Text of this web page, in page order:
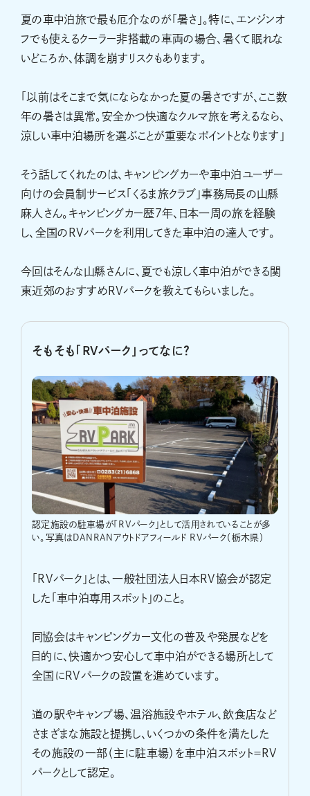
夏の車中泊旅で最も厄介なのが「暑さ」。特に、エンジンオ
フでも使えるクーラー非搭載の車両の場合、暑くて眠れな
いどころか、体調を崩すリスクもあります。
「以前はそこまで気にならなかった夏の暑さですが、ここ数
年の暑さは異常。安全かつ快適なクルマ旅を考えるなら、
涼しい車中泊場所を選ぶことが重要なポイントとなります」
そう話してくれたのは、キャンピングカーや車中泊ユーザー
向けの会員制サービス「くるま旅クラブ」事務局長の山縣
麻人さん。キャンピングカー歴7年、日本一周の旅を経験
し、全国のRVパークを利用してきた車中泊の達人です。
今回はそんな山縣さんに、夏でも涼しく車中泊ができる関
東近郊のおすすめRVパークを教えてもらいました。
そもそも「RVパーク」ってなに？
認定施設の駐車場が「RVパーク」として活用されていることが多
い。写真はDANRANアウトドアフィールド RVパーク（栃木県）
「RVパーク」とは、一般社団法人日本RV協会が認定
した「車中泊専用スポット」のこと。
同協会はキャンピングカー文化の普及や発展などを
目的に、快適かつ安心して車中泊ができる場所として
全国にRVパークの設置を進めています。
道の駅やキャンプ場、温浴施設やホテル、飲食店など
さまざまな施設と提携し、いくつかの条件を満たした
その施設の一部（主に駐車場）を車中泊スポット＝RV
パークとして認定。